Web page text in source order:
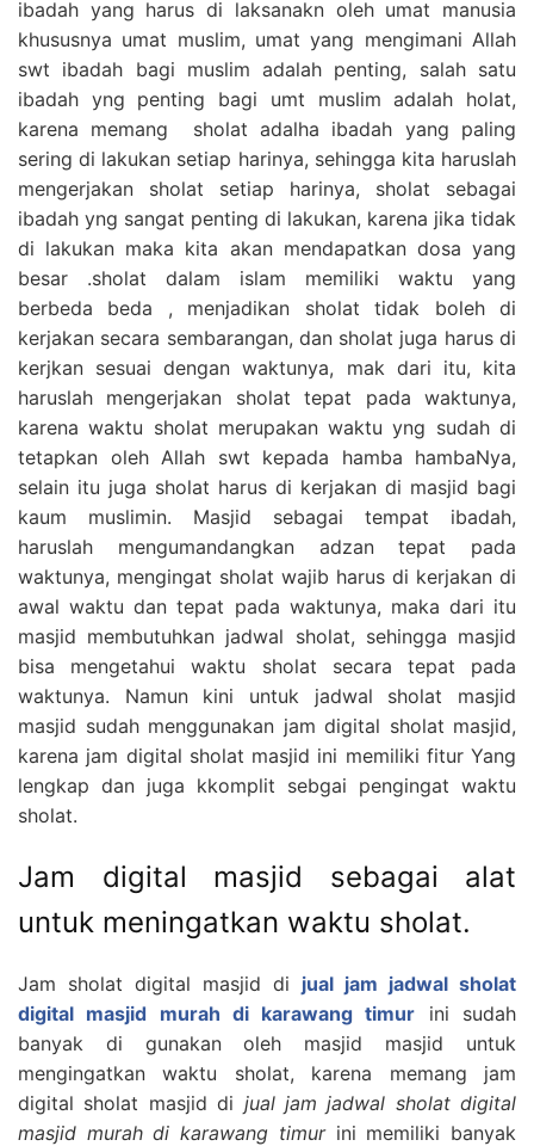
ibadah yang harus di laksanakn oleh umat manusia
khususnya umat muslim, umat yang mengimani Allah
swt ibadah bagi muslim adalah penting, salah satu
ibadah yng penting bagi umt muslim adalah holat,
karena memang sholat adalha ibadah yang paling
sering di lakukan setiap harinya, sehingga kita haruslah
mengerjakan sholat setiap harinya, sholat sebagai
ibadah yng sangat penting di lakukan, karena jika tidak
di lakukan maka kita akan mendapatkan dosa yang
besar .sholat dalam islam memiliki waktu yang
berbeda beda , menjadikan sholat tidak boleh di
kerjakan secara sembarangan, dan sholat juga harus di
kerjkan sesuai dengan waktunya, mak dari itu, kita
haruslah mengerjakan sholat tepat pada waktunya,
karena waktu sholat merupakan waktu yng sudah di
tetapkan oleh Allah swt kepada hamba hambaNya,
selain itu juga sholat harus di kerjakan di masjid bagi
kaum muslimin. Masjid sebagai tempat ibadah,
haruslah mengumandangkan adzan tepat pada
waktunya, mengingat sholat wajib harus di kerjakan di
awal waktu dan tepat pada waktunya, maka dari itu
masjid membutuhkan jadwal sholat, sehingga masjid
bisa mengetahui waktu sholat secara tepat pada
waktunya. Namun kini untuk jadwal sholat masjid
masjid sudah menggunakan jam digital sholat masjid,
karena jam digital sholat masjid ini memiliki fitur Yang
lengkap dan juga kkomplit sebgai pengingat waktu
sholat.
Jam digital masjid sebagai alat
untuk meningatkan waktu sholat.
Jam sholat digital masjid di jual jam jadwal sholat
digital masjid murah di karawang timur ini sudah
banyak di gunakan oleh masjid masjid untuk
mengingatkan waktu sholat, karena memang jam
digital sholat masjid di jual jam jadwal sholat digital
masjid murah di karawang timur ini memiliki banyak